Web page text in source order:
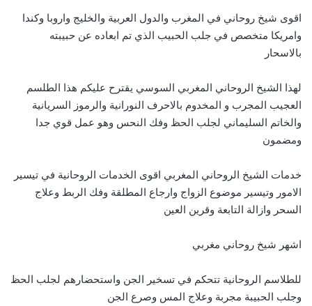
اقوى شيخ روحاني في المغرب والدول العربية والخليج واروبا وكندا
وامريكا متخصص في جلب الحبيب الذي تم ابعاده عن حبيبته
بالاسحار
لهذا الشيخ الروحاني المغربي السوسي يقترح عليكم هذا الطلسم
العجيب المجرب و المخدوم بالاحرف النورانية والرموز السريانية
والخاتم السليماني لجلب الحظ وفك النحس وهو عمل قوي جدا
ومضمون
خدمات الشيخ الروحاني المغربي اقوى الخدمات الروحانية في تيسير
الامور وتيسير موضوع الزواج وارجاع المطلقة وفك الربط وعلاج
السحر وازالة التابعة وقرين العين
اشهر شيخ روحاني مغربي
للطلاسم الروحانية تتحكم في تسخير الجن واستحضارهم لجلب الحظ
وجلب الحبيبة مجربة وعلاج المس وصرع الجن